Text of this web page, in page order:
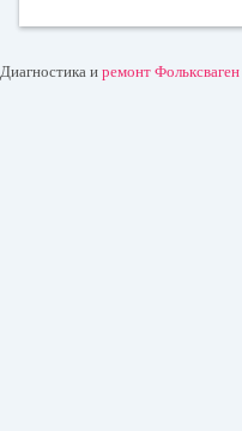
Диагностика и ремонт Фольксваген